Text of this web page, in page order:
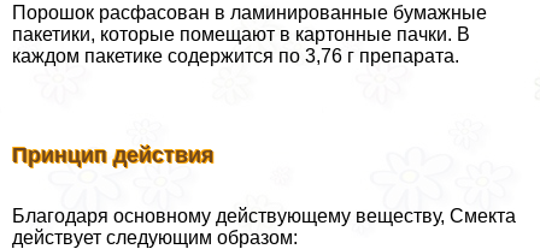
Порошок расфасован в ламинированные бумажные
пакетики, которые помещают в картонные пачки. В
каждом пакетике содержится по 3,76 г препарата.
Принцип действия
Благодаря основному действующему веществу, Смекта
действует следующим образом: